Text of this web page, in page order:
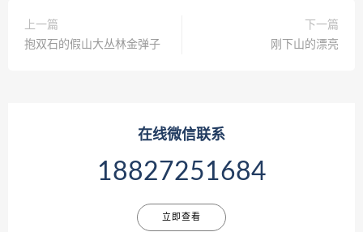
上一篇
抱双石的假山大丛林金弹子
下一篇
刚下山的漂亮
在线微信联系
18827251684
立即查看